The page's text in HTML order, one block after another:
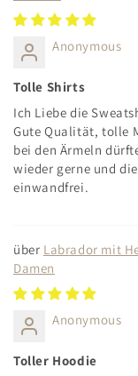
Anonymous
Tolle Shirts
Ich Liebe die
Gute Qualität, tolle
bei den Ärmeln
wieder gerne und
einwandfrei.
Labrador mit
Damen
Anonymous
Toller Hoodie